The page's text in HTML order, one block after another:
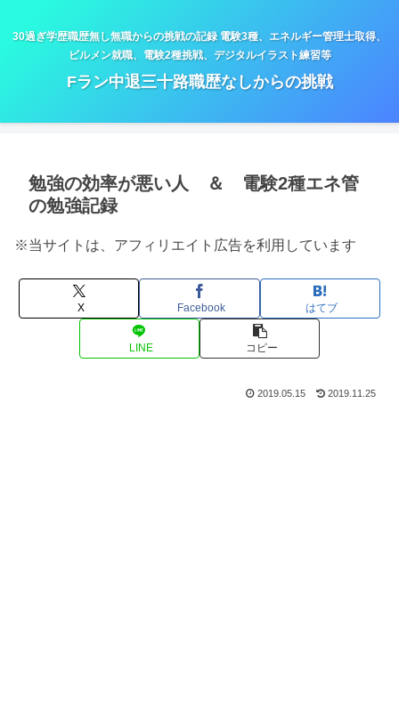
30過ぎ学歴職歴無し無職からの挑戦の記録 電験3種、エネルギー管理士取得、
ビルメン就職、電験2種挑戦、デジタルイラスト練習等
Fラン中退三十路職歴なしからの挑戦
勉強の効率が悪い人 ＆ 電験2種エネ管
の勉強記録
※当サイトは、アフィリエイト広告を利用しています
X Facebook はてブ
LINE コピー
2019.05.15 2019.11.25